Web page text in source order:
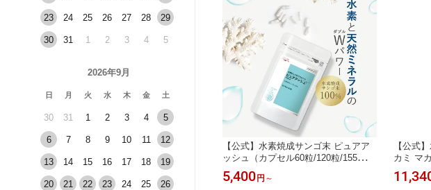
23 24 25 26 27 28 29
30 31 1 2 3 4 5
2026年9月
日 月 火 水 木 金 土
30 31 1 2 3 4 5
6 7 8 9 10 11 12
13 14 15 16 17 18 19
20 21 22 23 24 25 26
【公式】水素焼成サンゴ末 ピュアア
ッシュ（カプセル60粒/120粒/155粒）
水素サプリ サンゴサプリ 水素サプリ
メント 健康 白髪 薄毛 ヘアケア 髪の
5,400 円 ～
【公式
カミ マ
水素サ
ア カル